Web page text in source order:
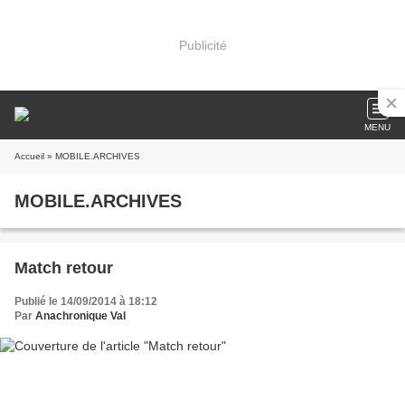
Publicité
MENU
Accueil » MOBILE.ARCHIVES
MOBILE.ARCHIVES
Match retour
Publié le 14/09/2014 à 18:12
Par Anachronique Val